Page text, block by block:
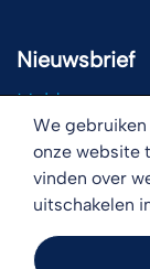
We
onze website
vinden over
uitschakelen
Nieuwsbrief
Meld u aan
Disclaimer